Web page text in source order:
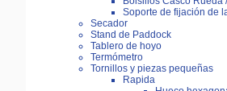
Soporte de fijación de
Secador
Stand de Paddock
Tablero de hoyo
Termómetro
Tornillos y piezas pequeñas
Rapida